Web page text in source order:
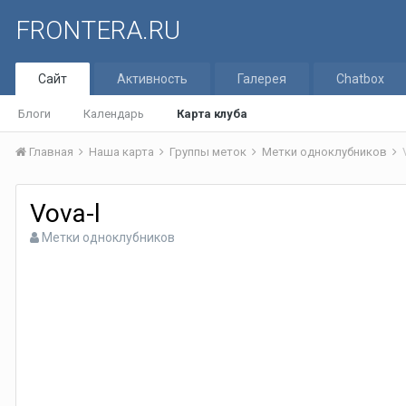
FRONTERA.RU
Сайт
Блоги Календарь Карта клуба
Активность Галерея Chatbox
Главная Наша карта Группы меток Метки одноклубников
Vova-l
Метки одноклубников